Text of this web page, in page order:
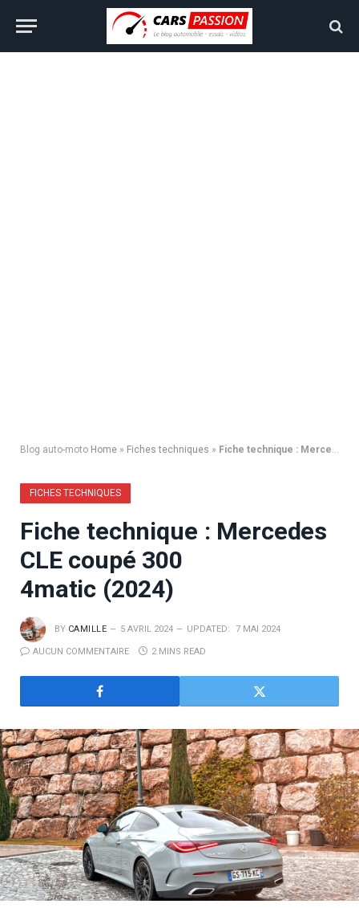
Blog auto-moto Home » Fiches techniques » Fiche technique : Mercedes CLE coupé 300 4matic (2024)
FICHES TECHNIQUES
Fiche technique : Mercedes
CLE coupé 300
4matic (2024)
BY CAMILLE 5 AVRIL 2024 UPDATED: 7 MAI 2024
AUCUN COMMENTAIRE 2 MINS READ